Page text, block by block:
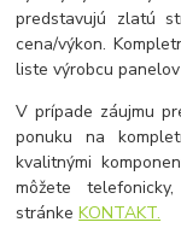
predstavujú zlatú
cena/výkon.
liste výrobcu
V prípade záujmu
ponuku na
kvalitnými
môžete
stránkeKONTAKT.